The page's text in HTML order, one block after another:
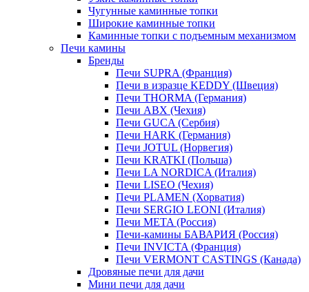
Чугунные каминные топки
Широкие каминные топки
Каминные топки с подъемным механизмом
Печи камины
Бренды
Печи SUPRA (Франция)
Печи в изразце KEDDY (Швеция)
Печи THORMA (Германия)
Печи ABX (Чехия)
Печи GUCA (Сербия)
Печи HARK (Германия)
Печи JOTUL (Норвегия)
Печи KRATKI (Польша)
Печи LA NORDICA (Италия)
Печи LISEO (Чехия)
Печи PLAMEN (Хорватия)
Печи SERGIO LEONI (Италия)
Печи META (Россия)
Печи-камины БАВАРИЯ (Россия)
Печи INVICTA (Франция)
Печи VERMONT CASTINGS (Канада)
Дровяные печи для дачи
Мини печи для дачи